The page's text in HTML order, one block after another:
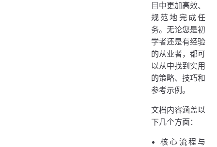
目中更加高效、
规范地完成任
务。无论您是初
学者还是有经验
的从业者，都可
以从中找到实用
的策略、技巧和
参考示例。
文档内容涵盖以
下几个方面：
核心流程与